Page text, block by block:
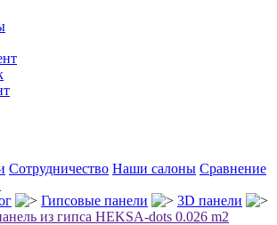
Сотрудничество Наши салоны Сравнение
Гипсовые панели
3D панели
из гипса HEKSA-dots 0.026 m2